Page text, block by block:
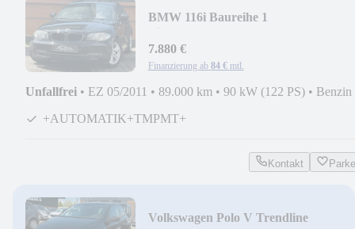
BMW 116i Baureihe 1
STEUERKETTE+
7.880 €
Finanzierung ab 84 € mtl.
Unfallfrei • EZ 05/2011 • 89.000 km • 90 kW (122 PS) • Benzin
+AUTOMATIK+TMPMT+
Kontakt
Volkswagen Polo V Trendline